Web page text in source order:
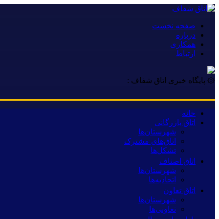
صفحه نخست
درباره
همکاری
ارتباط
۞ پایگاه خبری اتاق شفاف :
خانه
اتاق بازرگانی
شهرستان‌ها
اتاق‌های مشترک
تشکل‌ها
اتاق اصناف
شهرستان‌ها
اتحادیه‌ها
اتاق تعاون
شهرستان‌ها
تعاونی‌ها